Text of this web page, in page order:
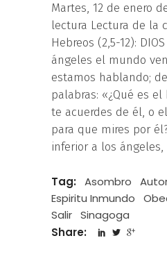
Martes, 12 de enero
lectura Lectura de la
Hebreos (2,5-12):
ángeles el mundo
estamos hablando;
palabras: «¿Qué es
te acuerdes de él, o
para que mires por
inferior a los ángeles,
Tag: Asombro
Espiritu Inmundo
Salir Sinagoga
Share: